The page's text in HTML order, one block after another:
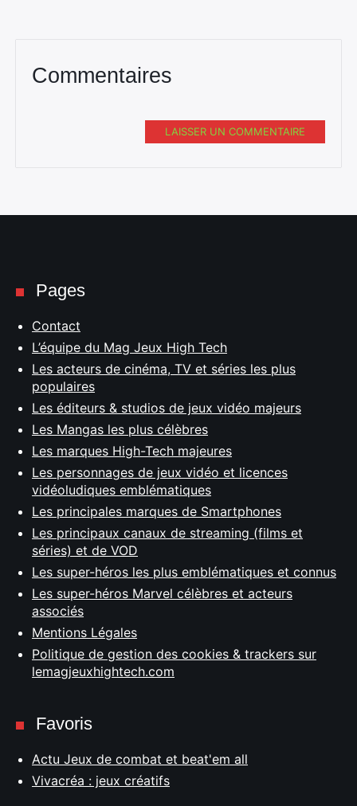
Commentaires
LAISSER UN COMMENTAIRE
Pages
Contact
L’équipe du Mag Jeux High Tech
Les acteurs de cinéma, TV et séries les plus
populaires
Les éditeurs & studios de jeux vidéo majeurs
Les Mangas les plus célèbres
Les marques High-Tech majeures
Les personnages de jeux vidéo et licences
vidéoludiques emblématiques
Les principales marques de Smartphones
Les principaux canaux de streaming (films et
séries) et de VOD
Les super-héros les plus emblématiques et connus
Les super-héros Marvel célèbres et acteurs
associés
Mentions Légales
Politique de gestion des cookies & trackers sur
lemagjeuxhightech.com
Favoris
Actu Jeux de combat et beat'em all
Vivacréa : jeux créatifs